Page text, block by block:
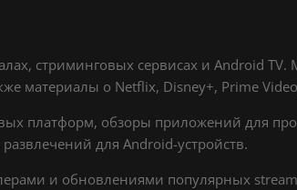
стриминговых сервисах и Android
материалы о Netflix, Disney+, Prime
платформ, обзоры приложений для
для Android-устройств.
и обновлениями популярных